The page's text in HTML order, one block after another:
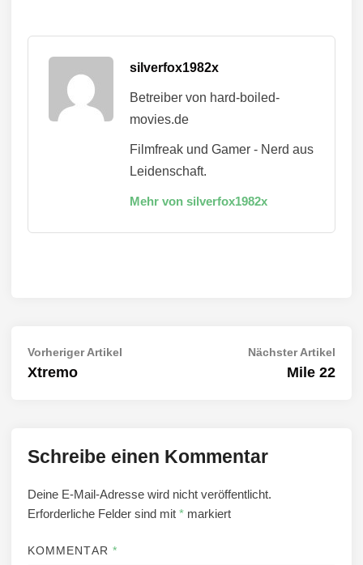
silverfox1982x
Betreiber von hard-boiled-
movies.de
Filmfreak und Gamer - Nerd aus
Leidenschaft.
Mehr von silverfox1982x
Beitragsnavigation
Vorheriger Artikel
Xtremo
Nächster Artikel
Mile 22
Schreibe einen Kommentar
Deine E-Mail-Adresse wird nicht veröffentlicht.
Erforderliche Felder sind mit * markiert
KOMMENTAR *